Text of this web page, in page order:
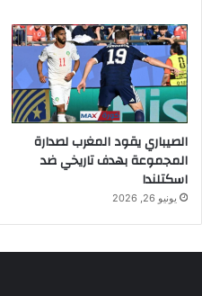
الصيباري يقود المغرب لصدارة
المجموعة بهدف تاريخي ضد
اسكتلندا
يونيو 26, 2026